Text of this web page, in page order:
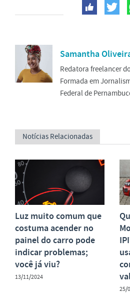
Samantha
Redatora freelancer
Formada em
Federal de
Notícias Relacionadas
Luz muito comum que
costuma acender no
painel do carro pode
indicar problemas;
você já viu?
13/11/2024
25/